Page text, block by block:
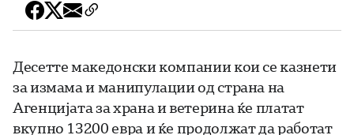
Десетте македонски компании кои се казнети
за измама и манипулации од страна на
Агенцијата за храна и ветерина ќе платат
вкупно 13200 евра и ќе продолжат да работат